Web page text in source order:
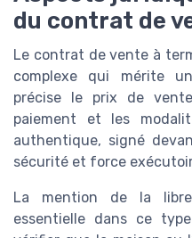
du contrat de
Le contrat de vente à
complexe qui mérite
précise le prix de
paiement et les
authentique, signé
sécurité et force
La mention de la
essentielle dans ce